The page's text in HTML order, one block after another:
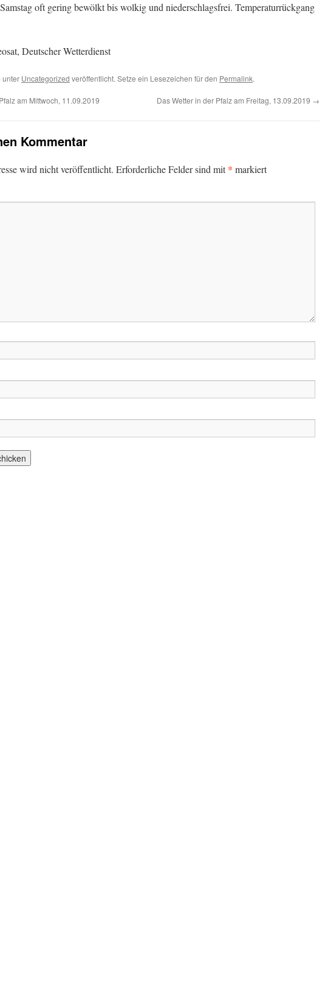
oft gering bewölkt bis wolkig und niederschlagsfrei. Temperaturrückgang
Deutscher Wetterdienst
unter Uncategorized veröffentlicht. Setze ein Lesezeichen für den Permalink.
am Mittwoch, 11.09.2019 Das Wetter in der Pfalz am Freitag, 13.09.2019 →
Kommentar
wird nicht veröffentlicht. Erforderliche Felder sind mit* markiert